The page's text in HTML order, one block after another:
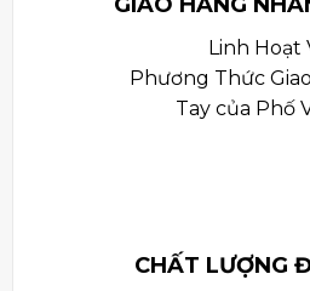
Linh Hoạt
Phương Thức
Tay của Phố
CHẤT LƯỢNG